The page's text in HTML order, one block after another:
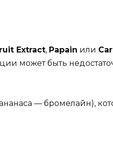
Extract, Papain или
может быть
— бромелайн),